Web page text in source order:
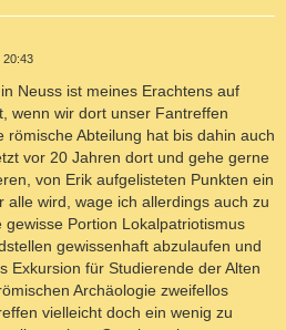
20:43
Neuss ist meines Erachtens auf
wenn wir dort unser Fantreffen
Abteilung hat bis dahin auch
vor 20 Jahren dort und gehe gerne
von Erik aufgelisteten Punkten ein
wird, wage ich allerdings auch zu
Portion Lokalpatriotismus
gewissenhaft abzulaufen und
Exkursion für Studierende der Alten
Archäologie zweifellos
vielleicht doch ein wenig zu